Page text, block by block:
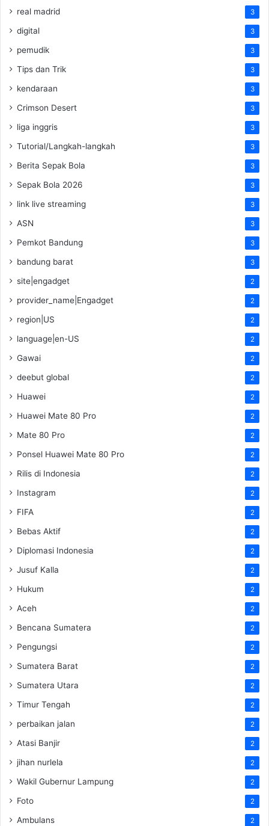
real madrid 3
digital 3
pemudik 3
Tips dan Trik 3
kendaraan 3
Crimson Desert 3
liga inggris 3
Tutorial/Langkah-langkah 3
Berita Sepak Bola 3
Sepak Bola 2026 3
link live streaming 3
ASN 3
Pemkot Bandung 3
bandung barat 3
site|engadget 2
provider_name|Engadget 2
region|US 2
language|en-US 2
Gawai 2
deebut global 2
Huawei 2
Huawei Mate 80 Pro 2
Mate 80 Pro 2
Ponsel Huawei Mate 80 Pro 2
Rilis di Indonesia 2
Instagram 2
FIFA 2
Bebas Aktif 2
Diplomasi Indonesia 2
Jusuf Kalla 2
Hukum 2
Aceh 2
Bencana Sumatera 2
Pengungsi 2
Sumatera Barat 2
Sumatera Utara 2
Timur Tengah 2
perbaikan jalan 2
Atasi Banjir 2
jihan nurlela 2
Wakil Gubernur Lampung 2
Foto 2
Ambulans 2